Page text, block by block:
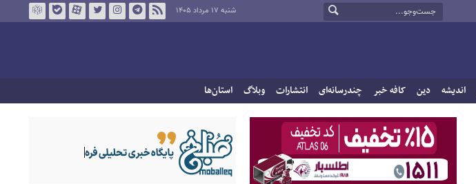
شنبه ۱۷ مرداد ۱۴۰۵
اندیشه دین کافه خبر چندرسانه‌ای انتشارات وبلاگ استان‌ها